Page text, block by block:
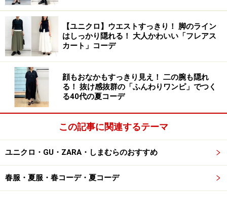
また、柔らかい生地のため、はいていくうちに膝の部分
が出てしまったり、シルエットが変化して、はき古した
感じに見えてしまうのも早いかも。要注意です。
3. ぴったりスキニーは古く見える可能性大
アップ 出典：WEAR
昔、流行ったスキニーデニム。腰の位置が低めで、脚の
ラインもはっきりと出るぐらいぴったりしているものも
【ユニクロ】ウエストすっきり！ 脚のライン
はしっかり隠れる！ 大人かわいい「フレアス
カート」コーデ
顔もおなかもすっきり見え！ 二の腕も隠れ
る！ 抜け感抜群の「ふんわりワンピ」でつく
る40代の夏コーデ
この記事に関連するテーマ
ユニクロ・GU・ZARA・しまむらのおすすめ
春服・夏服・春コーデ・夏コーデ